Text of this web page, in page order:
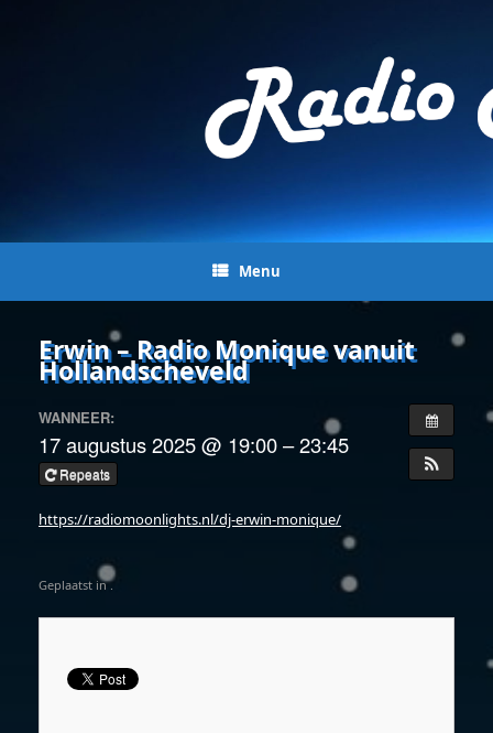
Menu
Erwin – Radio Monique vanuit
Hollandscheveld
WANNEER:
17 augustus 2025 @ 19:00 – 23:45
Repeats
https://radiomoonlights.nl/dj-erwin-monique/
Geplaatst in .